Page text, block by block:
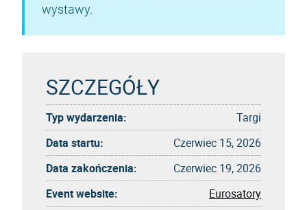
wystawy.
SZCZEGÓŁY
Typ wydarzenia:
Targi
Data startu:
Czerwiec 15, 2026
Data zakończenia:
Czerwiec 19, 2026
Event website:
Eurosatory